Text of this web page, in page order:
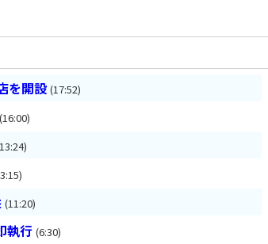
を開設 (17:52)
(16:00)
(11:20)
執行 (6:30)